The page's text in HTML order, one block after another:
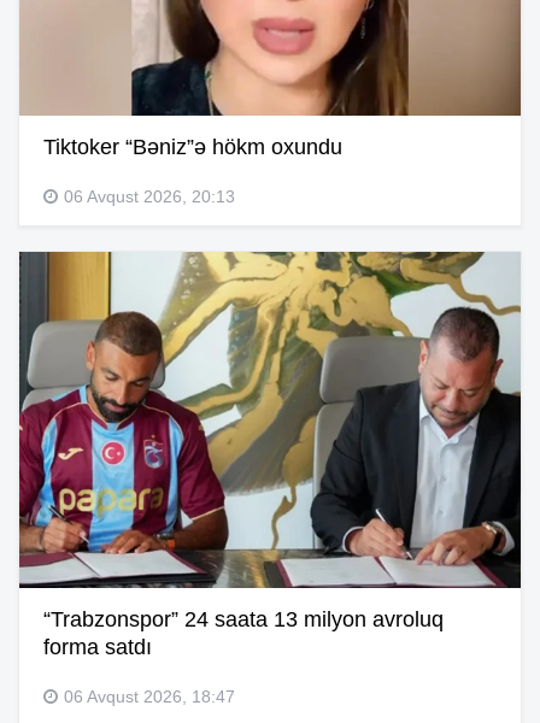
Tiktoker “Bəniz”ə hökm oxundu
06 Avqust 2026, 20:13
“Trabzonspor” 24 saata 13 milyon avroluq
forma satdı
06 Avqust 2026, 18:47